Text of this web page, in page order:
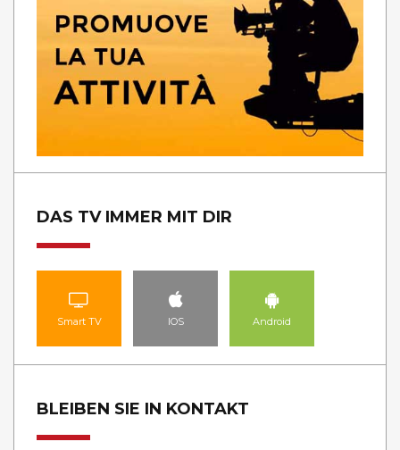
DAS TV IMMER MIT DIR
Smart TV IOS Android
BLEIBEN SIE IN KONTAKT